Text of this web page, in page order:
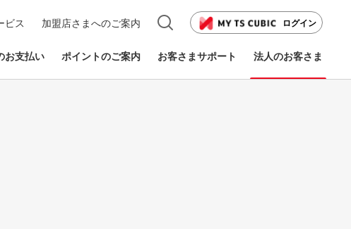
ビス 加盟店さまへのご案内 ログイン
お支払い ポイントのご案内 お客さまサポート 法人のお客さま